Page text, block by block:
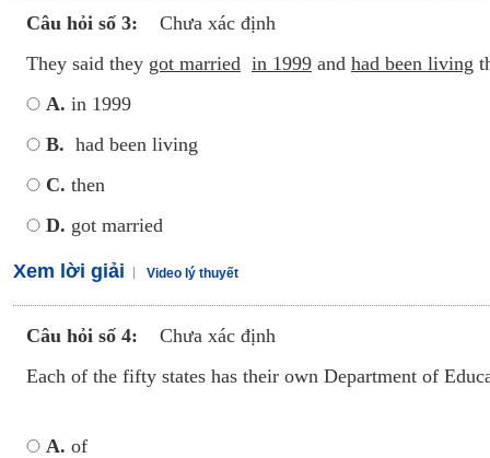
Câu hỏi số 3:
Chưa xác định
They said they got married in 1999 and had been living
A. in 1999
B. had been living
C. then
D. got married
Xem lời giải Video lý thuyết
Câu hỏi số 4:
Chưa xác định
Each of the fifty states has their own Department of
A. of